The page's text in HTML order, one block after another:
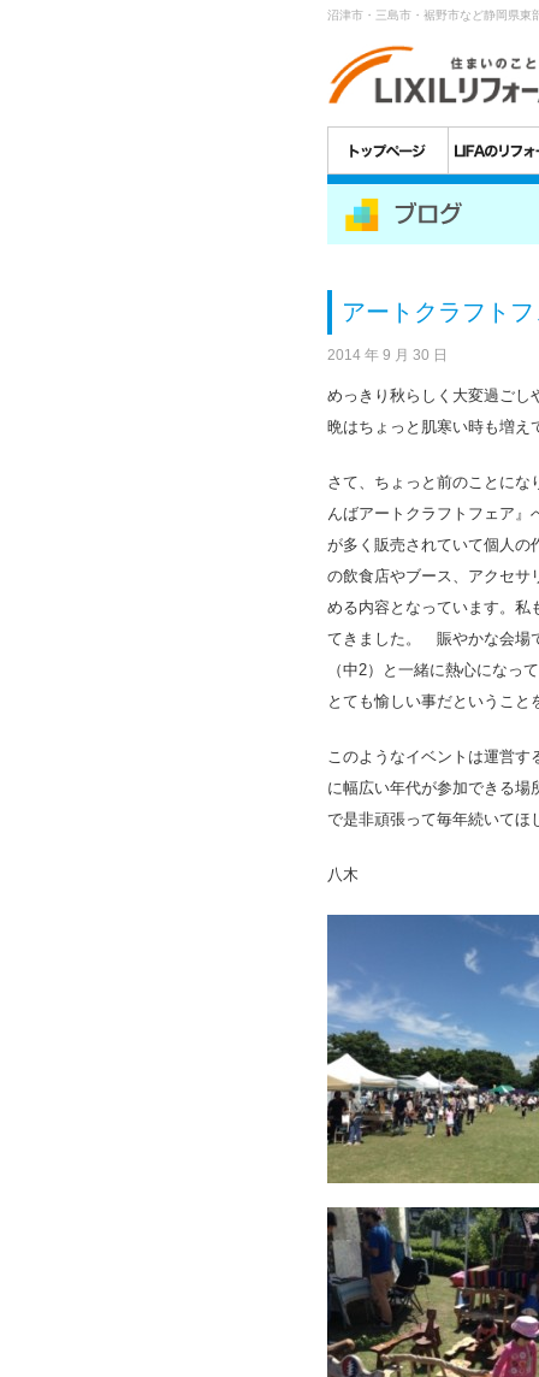
沼津市・三島市・裾野市など静岡県東
アートクラフト
2014 年 9 月 30 日
めっきり秋らしく大変過ごし
晩はちょっと肌寒い時も増え
さて、ちょっと前のことにな
んばアートクラフトフェア』
が多く販売されていて個人の
の飲食店やブース、アクセサ
める内容となっています。私
てきました。 賑やかな会場
（中2）と一緒に熱心になっ
とても愉しい事だということ
このようなイベントは運営す
に幅広い年代が参加できる場
で是非頑張って毎年続いてほ
八木